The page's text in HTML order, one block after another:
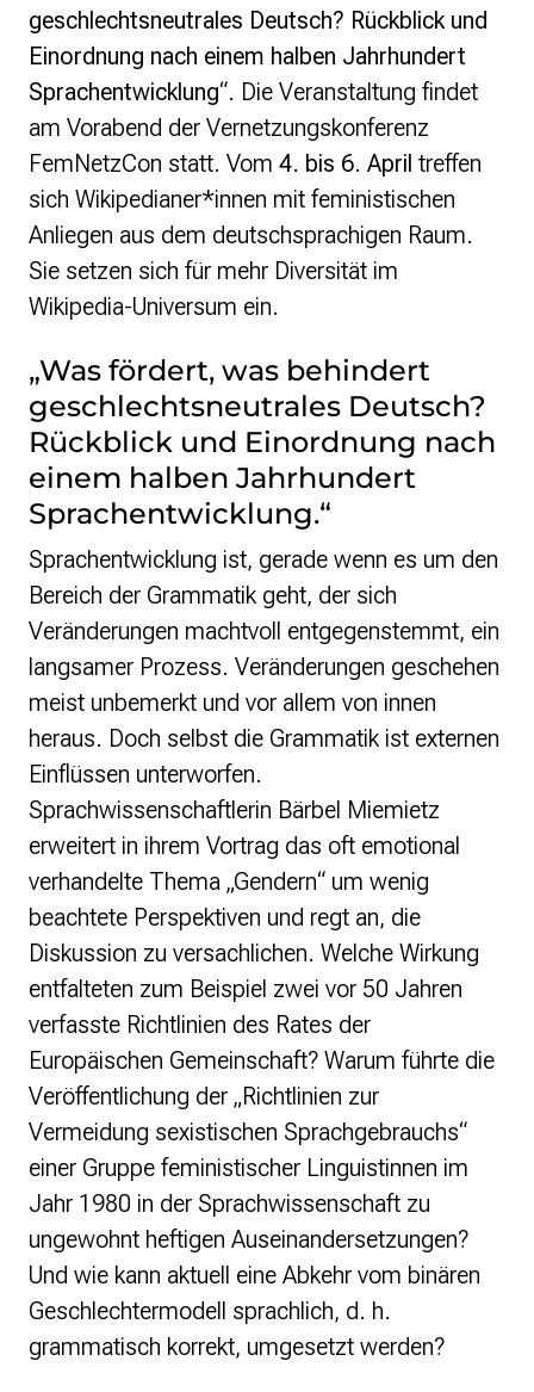
Wikipedia
Wikidata
Wikimedia Commons
Bündnis Freie Bildung
Bündnis F5
GLAM – Kultur- und Gedächtnisinstitutionen
Lizenzhinweisgenerator
Offene Kulturdaten
re•shape
Wissen. Macht. Gerechtigkeit.
Zukunft D
Wikipedia-Schwesterprojekte
Wikibase
MediaWiki
Wikibooks
Wikisource
Wiktionary
Wikiversity
Wikivoyage
Über uns
Verein
Unsere Werte
Strategie und Ziele
Ansprechpartner*innen
Jahresberichte
Transparenz
Presse
Suchanfrage
Suchen
Zum Inhalt überspringen
geschlechtsneutrales Deutsch? Rückblick und
Einordnung nach einem halben Jahrhundert
Sprachentwicklung“. Die Veranstaltung findet
am Vorabend der Vernetzungskonferenz
FemNetzCon statt. Vom 4. bis 6. April treffen
sich Wikipedianer*innen mit feministischen
Anliegen aus dem deutschsprachigen Raum.
Sie setzen sich für mehr Diversität im
Wikipedia-Universum ein.
„Was fördert, was behindert
geschlechtsneutrales Deutsch?
Rückblick und Einordnung nach
einem halben Jahrhundert
Sprachentwicklung.“
Sprachentwicklung ist, gerade wenn es um den
Bereich der Grammatik geht, der sich
Veränderungen machtvoll entgegenstemmt, ein
langsamer Prozess. Veränderungen geschehen
meist unbemerkt und vor allem von innen
heraus. Doch selbst die Grammatik ist externen
Einflüssen unterworfen.
Sprachwissenschaftlerin Bärbel Miemietz
erweitert in ihrem Vortrag das oft emotional
verhandelte Thema „Gendern“ um wenig
beachtete Perspektiven und regt an, die
Diskussion zu versachlichen. Welche Wirkung
entfalteten zum Beispiel zwei vor 50 Jahren
verfasste Richtlinien des Rates der
Europäischen Gemeinschaft? Warum führte die
Veröffentlichung der „Richtlinien zur
Vermeidung sexistischen Sprachgebrauchs“
einer Gruppe feministischer Linguistinnen im
Jahr 1980 in der Sprachwissenschaft zu
ungewohnt heftigen Auseinandersetzungen?
Und wie kann aktuell eine Abkehr vom binären
Geschlechtermodell sprachlich, d. h.
grammatisch korrekt, umgesetzt werden?